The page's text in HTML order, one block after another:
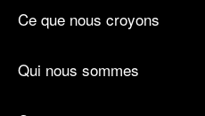
Ce que nous croyons
Qui nous sommes